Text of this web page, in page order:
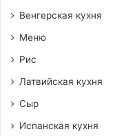
Венгерская кухня
Меню
Рис
Латвийская кухня
Сыр
Испанская кухня